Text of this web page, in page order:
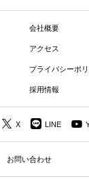
会社概要
アクセス
プライバシーポ
採用情報
X LINE
お問い合わせ